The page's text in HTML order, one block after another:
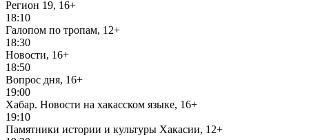
Регион 19, 16+
18:10
Галопом по тропам, 12+
18:30
Новости, 16+
18:50
Вопрос дня, 16+
19:00
Хабар. Новости на хакасском языке, 16+
19:10
Памятники истории и культуры Хакасии, 12+